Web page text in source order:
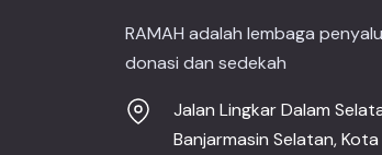
RAMAH adalah lembaga
donasi dan sedekah
Jalan Lingkar Dalam
Banjarmasin Selatan,